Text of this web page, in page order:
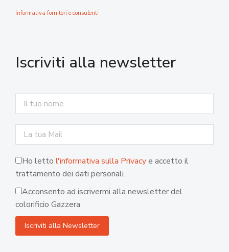
Informativa fornitori e consulenti
Iscriviti alla newsletter
Ho letto l'informativa sulla Privacye accetto il
trattamento dei dati personali.
Acconsento ad iscrivermi alla newsletter del
colorificio Gazzera